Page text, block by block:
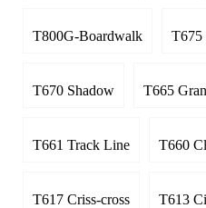
T800G-Boardwalk T675
T670 Shadow T665
T661 Track Line T660
T617 Criss-cross T613